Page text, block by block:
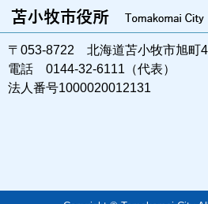
〒053-8722 北海道苫小牧市旭町
電話 0144-32-6111（代表）
法人番号1000020012131